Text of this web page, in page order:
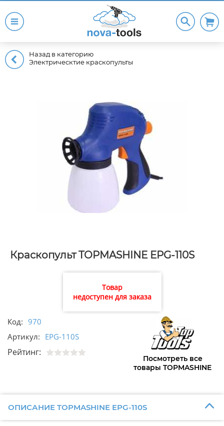
Назад в категорию
Электрическтие краскопульты
Краскопульт TOPMASHINE EPG-110S
Товар
недоступен для заказа
Код: 970
Артикул: EPG-110S
Рейтинг:
Посмотреть все
товары TOPMASHINE
ОПИСАНИЕ TOPMASHINE EPG-110S